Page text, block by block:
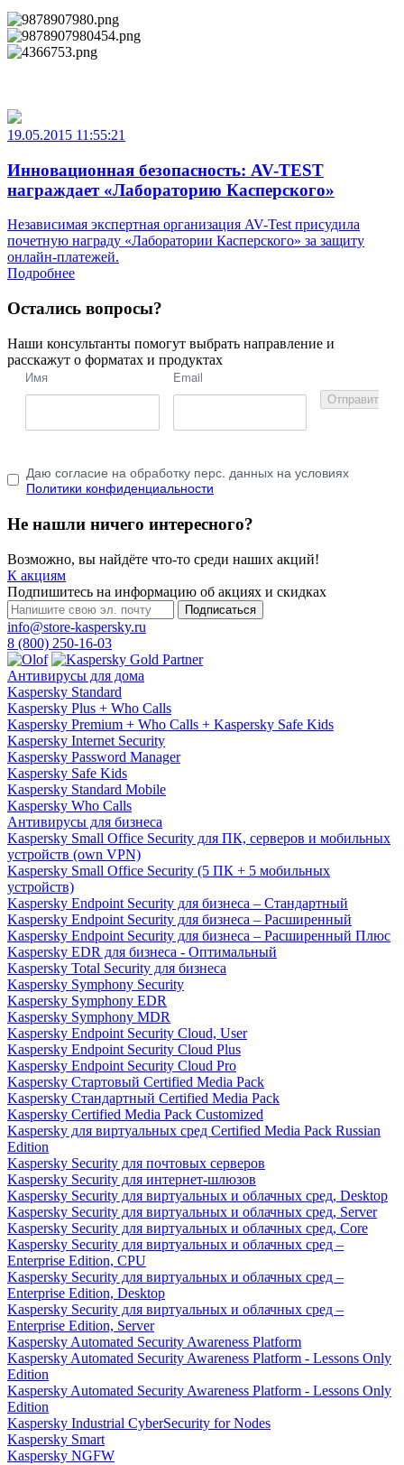
19.05.2015 11:55:21
Инновационная безопасность: AV-TEST
награждает «Лабораторию Касперского»
Независимая экспертная организация AV-Test присудила
почетную награду «Лаборатории Касперского» за защиту
онлайн-платежей.
Подробнее
Остались вопросы?
Наши консультанты помогут выбрать направление и
расскажут о форматах и продуктах
Имя Email
Отправить
Даю согласие на обработку перс. данных на условиях
Политики конфиденциальности
Не нашли ничего интересного?
Возможно, вы найдёте что-то среди наших акций!
К акциям
Подпишитесь на информацию об акциях и скидках
Подписаться
info@store-kaspersky.ru
8 (800) 250-16-03
Антивирусы для дома
Kaspersky Standard
Kaspersky Plus + Who Calls
Kaspersky Premium + Who Calls + Kaspersky Safe Kids
Kaspersky Internet Security
Kaspersky Password Manager
Kaspersky Safe Kids
Kaspersky Standard Mobile
Kaspersky Who Calls
Антивирусы для бизнеса
Kaspersky Small Office Security для ПК, серверов и мобильных
устройств (own VPN)
Kaspersky Small Office Security (5 ПК + 5 мобильных
устройств)
Kaspersky Endpoint Security для бизнеса – Стандартный
Kaspersky Endpoint Security для бизнеса – Расширенный
Kaspersky Endpoint Security для бизнеса – Расширенный Плюс
Kaspersky EDR для бизнеса - Оптимальный
Kaspersky Total Security для бизнеса
Kaspersky Symphony Security
Kaspersky Symphony EDR
Kaspersky Symphony MDR
Kaspersky Endpoint Security Cloud, User
Kaspersky Endpoint Security Cloud Plus
Kaspersky Endpoint Security Cloud Pro
Kaspersky Стартовый Certified Media Pack
Kaspersky Стандартный Certified Media Pack
Kaspersky Certified Media Pack Customized
Kaspersky для виртуальных сред Certified Media Pack Russian
Edition
Kaspersky Security для почтовых серверов
Kaspersky Security для интернет-шлюзов
Kaspersky Security для виртуальных и облачных сред, Desktop
Kaspersky Security для виртуальных и облачных сред, Server
Kaspersky Security для виртуальных и облачных сред, Core
Kaspersky Security для виртуальных и облачных сред –
Enterprise Edition, CPU
Kaspersky Security для виртуальных и облачных сред –
Enterprise Edition, Desktop
Kaspersky Security для виртуальных и облачных сред –
Enterprise Edition, Server
Kaspersky Automated Security Awareness Platform
Kaspersky Automated Security Awareness Platform - Lessons Only
Edition
Kaspersky Automated Security Awareness Platform - Lessons Only
Edition
Kaspersky Industrial CyberSecurity for Nodes
Kaspersky Smart
Kaspersky NGFW